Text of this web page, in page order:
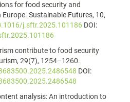
for food security and
Sustainable Futures, 10,
j.sftr.2025.101186 DOI:
contribute to food security
29(7), 1254–1260.
DOI:
analysis: An introduction to